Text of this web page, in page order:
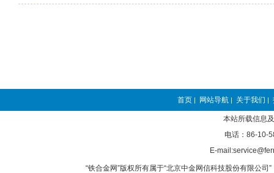
首页 | 网站导航 | 关于我们 |
本站所载信息
电话：86-10-
E-
“铁合金网”版权所有属于“北京中金网信科技股份有限公司